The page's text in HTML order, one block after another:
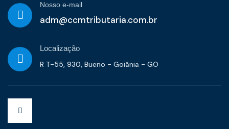
Nosso e-mail
adm@ccmtributaria.com.br
Localização
R T-55, 930, Bueno - Goiânia - GO